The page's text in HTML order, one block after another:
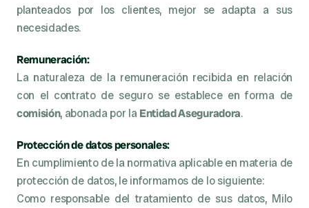
planteados por los clientes, mejor se adapta a sus
necesidades.
Remuneración:
La naturaleza de la remuneración recibida en relación
comisión, abonada por la Entidad Aseguradora.
Protección de datos personales:
En cumplimiento de la normativa aplicable en materia de
protección de datos, le informamos de lo siguiente:
Como responsable del tratamiento de sus datos, Milo